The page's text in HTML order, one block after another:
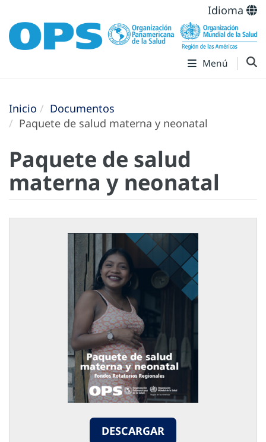
Idioma
Menú
Inicio
Documentos
Paquete de salud materna y neonatal
Paquete de salud
materna y neonatal
DESCARGAR